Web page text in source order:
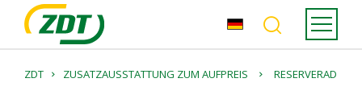
ZDT ZUSATZAUSSTATTUNG ZUM AUFPREIS RESERVERAD